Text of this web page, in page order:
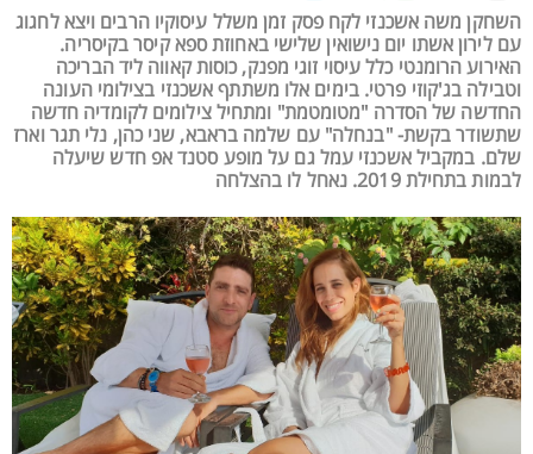
השחקן משה אשכנזי לקח פסק זמן משלל עיסוקיו הרבים ויצא לחגוג
עם לירון אשתו יום נישואין שלישי באחוזת ספא קיסר בקיסריה.
האירוע הרומנטי כלל עיסוי זוגי מפנק, כוסות קאווה ליד הבריכה
וטבילה בג'קוזי פרטי. בימים אלו משתתף אשכנזי בצילומי העונה
החדשה של הסדרה "מטומטמת" ומתחיל צילומים לקומדיה חדשה
שתשודר בקשת- "בנחלה" עם שלמה בראבא, שני כהן, נלי תגר וארז
שלם. במקביל אשכנזי עמל גם על מופע סטנד אפ חדש שיעלה
לבמות בתחילת 2019. נאחל לו בהצלחה